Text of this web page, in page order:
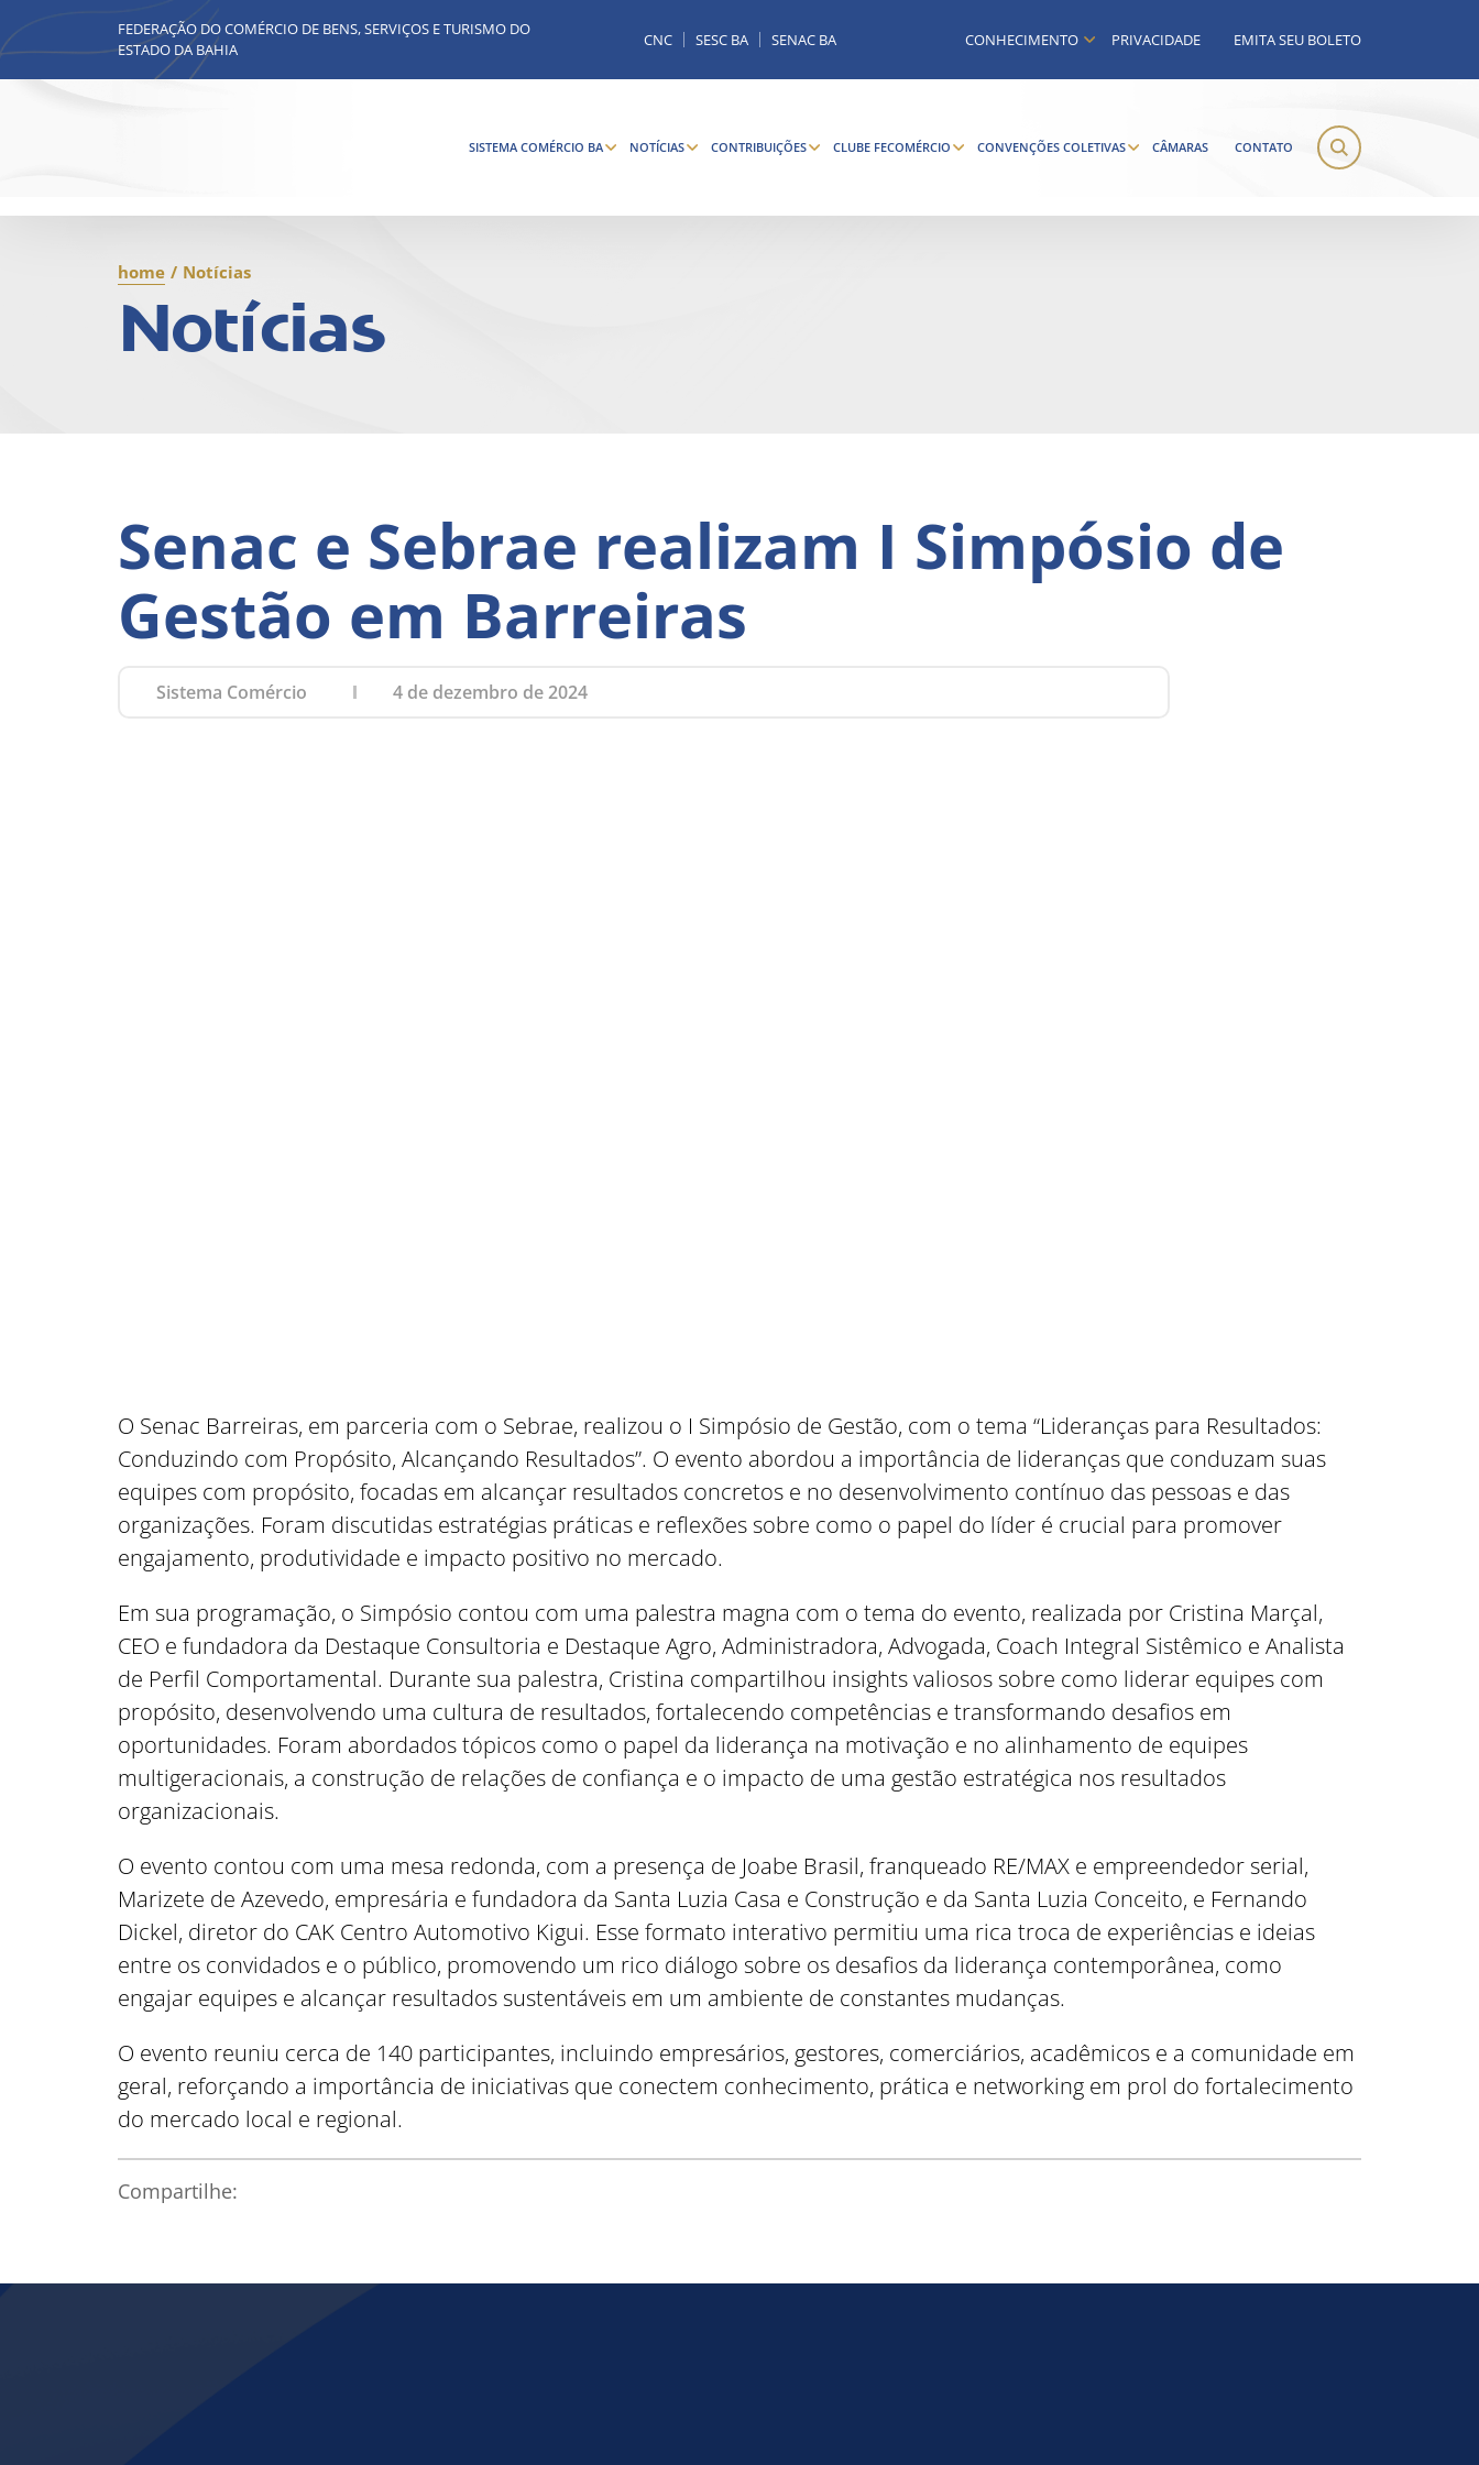
FEDERAÇÃO DO COMÉRCIO DE BENS, SERVIÇOS E TURISMO DO
ESTADO DA BAHIA
CNC SESC BA SENAC BA CONHECIMENTO PRIVACIDADE EMITA SEU BOLETO
SISTEMA COMÉRCIO BA NOTÍCIAS CONTRIBUIÇÕES CLUBE FECOMÉRCIO CONVENÇÕES COLETIVAS CÂMARAS CONTATO
home / Notícias
Notícias
Senac e Sebrae realizam I Simpósio de
Gestão em Barreiras
Sistema Comércio 4 de dezembro de 2024
O Senac Barreiras, em parceria com o Sebrae, realizou o I Simpósio de Gestão, com o tema “Lideranças para Resultados:
Conduzindo com Propósito, Alcançando Resultados”. O evento abordou a importância de lideranças que conduzam suas
equipes com propósito, focadas em alcançar resultados concretos e no desenvolvimento contínuo das pessoas e das
organizações. Foram discutidas estratégias práticas e reflexões sobre como o papel do líder é crucial para promover
engajamento, produtividade e impacto positivo no mercado.
Em sua programação, o Simpósio contou com uma palestra magna com o tema do evento, realizada por Cristina Marçal,
CEO e fundadora da Destaque Consultoria e Destaque Agro, Administradora, Advogada, Coach Integral Sistêmico e Analista
de Perfil Comportamental. Durante sua palestra, Cristina compartilhou insights valiosos sobre como liderar equipes com
propósito, desenvolvendo uma cultura de resultados, fortalecendo competências e transformando desafios em
oportunidades. Foram abordados tópicos como o papel da liderança na motivação e no alinhamento de equipes
multigeracionais, a construção de relações de confiança e o impacto de uma gestão estratégica nos resultados
organizacionais.
O evento contou com uma mesa redonda, com a presença de Joabe Brasil, franqueado RE/MAX e empreendedor serial,
Marizete de Azevedo, empresária e fundadora da Santa Luzia Casa e Construção e da Santa Luzia Conceito, e Fernando
Dickel, diretor do CAK Centro Automotivo Kigui. Esse formato interativo permitiu uma rica troca de experiências e ideias
entre os convidados e o público, promovendo um rico diálogo sobre os desafios da liderança contemporânea, como
engajar equipes e alcançar resultados sustentáveis em um ambiente de constantes mudanças.
O evento reuniu cerca de 140 participantes, incluindo empresários, gestores, comerciários, acadêmicos e a comunidade em
geral, reforçando a importância de iniciativas que conectem conhecimento, prática e networking em prol do fortalecimento
do mercado local e regional.
Compartilhe: